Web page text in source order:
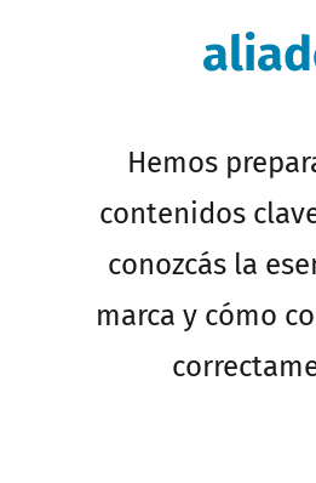
Hemos
contenidos
conozcás la
marca y cómo